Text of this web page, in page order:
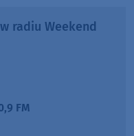
radiu Weekend
FM